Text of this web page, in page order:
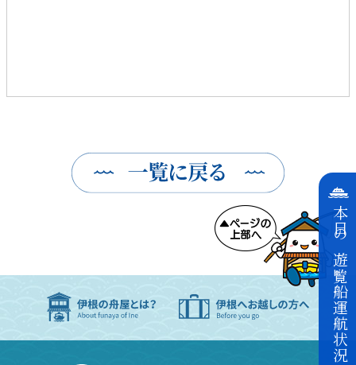
本日の遊覧船運航状況